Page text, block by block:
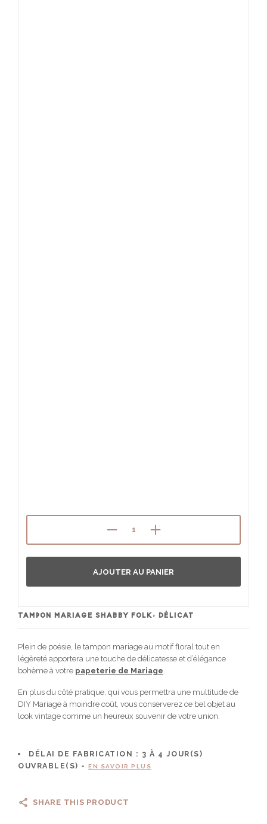
TAMPON MARIAGE SHABBY FOLK, DÉLICAT
Plein de poésie, le tampon mariage au motif floral tout en
légèreté apportera une touche de délicatesse et d’élégance
bohème à votre papeterie de Mariage
En plus du côté pratique, qui vous permettra une multitude de
DIY Mariage à moindre coût, vous conserverez ce bel objet au
look vintage comme un heureux souvenir de votre union.
DÉLAI DE FABRICATION : 3 À 4 JOUR(S)
OUVRABLE(S) -
EN SAVOIR PLUS
AJOUTER AU PANIER
SHARE THIS PRODUCT